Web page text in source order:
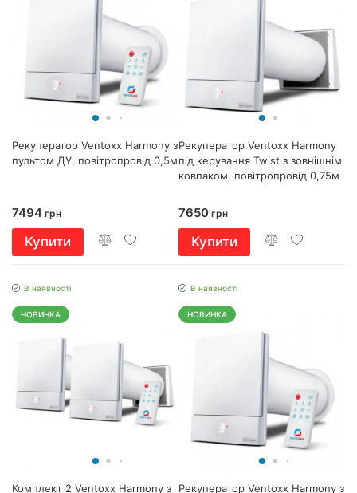
Рекуператор Ventoxx Harmony з
пультом ДУ, повітропровід 0,5м
7494 грн
Купити
Рекуператор Ventoxx Harmony
під керування Twist з зовнішнім
ковпаком, повітропровід 0,75м
7650 грн
Купити
В наявності
НОВИНКА
Комплект 2 Ventoxx Harmony з
В наявності
НОВИНКА
Рекуператор Ventoxx Harmony з